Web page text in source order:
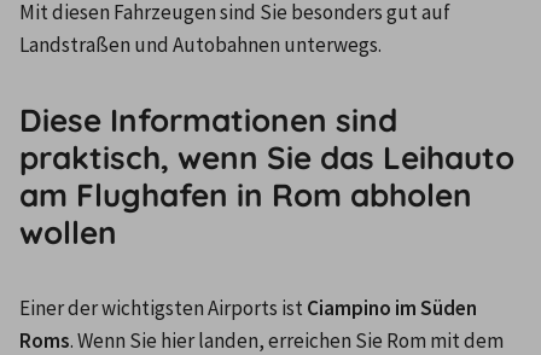
Mit diesen Fahrzeugen sind Sie besonders gut auf
Landstraßen und Autobahnen unterwegs.
Diese Informationen sind
praktisch, wenn Sie das Leihauto
am Flughafen in Rom abholen
wollen
Einer der wichtigsten Airports ist Ciampino im Süden
Roms. Wenn Sie hier landen, erreichen Sie Rom mit dem